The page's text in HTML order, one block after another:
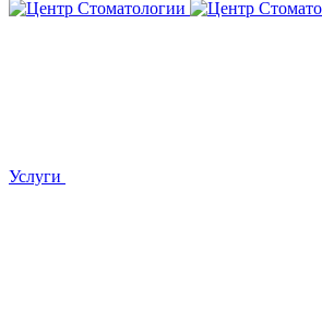
Услуги